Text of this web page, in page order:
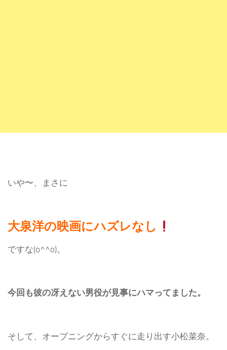
いや〜、まさに
大泉洋の映画にハズレなし
ですな(o^^o)。
今回も彼の冴えない男役が見事にハマってました。
そして、オープニングからすぐに走り出す小松菜奈。